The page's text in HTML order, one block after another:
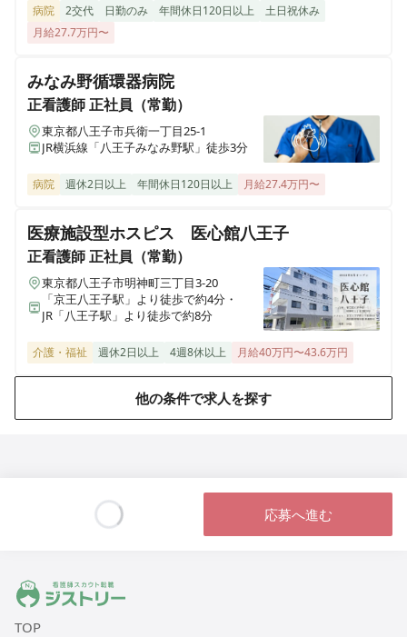
病院 2交代 日勤のみ 年間休日120日以上
土日祝休み
月給27.7万円〜
みなみ野循環器病院
正看護師正社員（常勤）
東京都八王子市兵衛一丁目25-1
JR横浜線「八王子みなみ野駅」徒歩3分
病院 週休2日以上 年間休日120日以上 月給27.4万円〜
医療施設型ホスピス 医心館八王子
正看護師正社員（常勤）
東京都八王子市明神町三丁目3-20
「京王八王子駅」より徒歩で約4分・
JR「八王子駅」より徒歩で約8分
介護・福祉 週休2日以上 4週8休以上 月給40万円〜43.6万円
他の条件で求人を探す
応募へ進む
ジストリー 看護師の転職マッチング
TOP